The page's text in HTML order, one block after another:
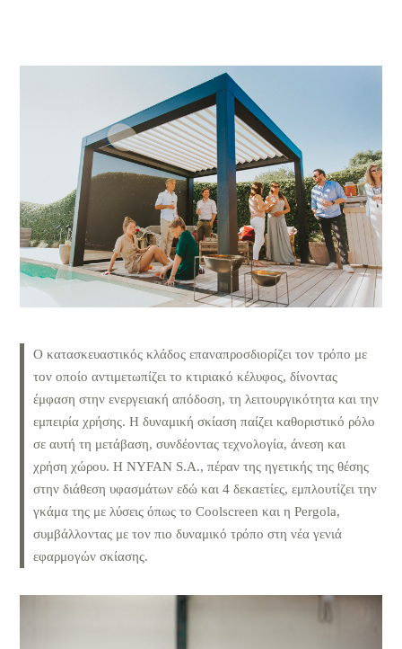
Ο κατασκευαστικός κλάδος επαναπροσδιορίζει τον τρόπο με
τον οποίο αντιμετωπίζει το κτιριακό κέλυφος, δίνοντας
έμφαση στην ενεργειακή απόδοση, τη λειτουργικότητα και την
εμπειρία χρήσης. Η δυναμική σκίαση παίζει καθοριστικό ρόλο
σε αυτή τη μετάβαση, συνδέοντας τεχνολογία, άνεση και
χρήση χώρου. Η NYFAN S.A., πέραν της ηγετικής της θέσης
στην διάθεση υφασμάτων εδώ και 4 δεκαετίες, εμπλουτίζει την
γκάμα της με λύσεις όπως το Coolscreen και η Pergola,
συμβάλλοντας με τον πιο δυναμικό τρόπο στη νέα γενιά
εφαρμογών σκίασης.